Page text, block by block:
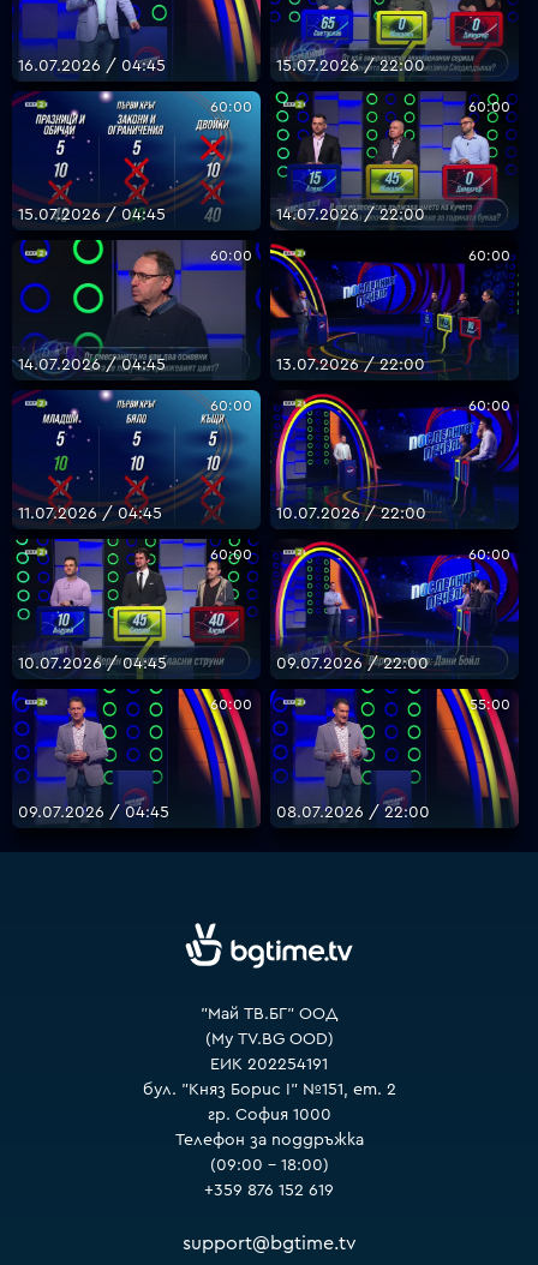
16.07.2026 / 04:45 15.07.2026 / 22:00
60:00
15.07.2026 / 04:45
60:00
14.07.2026 / 22:00
60:00
14.07.2026 / 04:45
60:00
13.07.2026 / 22:00
60:00
11.07.2026 / 04:45
60:00
10.07.2026 / 22:00
60:00
10.07.2026 / 04:45
60:00
09.07.2026 / 22:00
60:00
09.07.2026 / 04:45
55:00
08.07.2026 / 22:00
"Май ТВ.БГ" ООД
(My TV.BG OOD)
ЕИК 202254191
бул. "Княз Борис I" №151, ет. 2
гр. София 1000
Телефон за поддръжка
(09:00 – 18:00)
+359 876 152 619
support@bgtime.tv